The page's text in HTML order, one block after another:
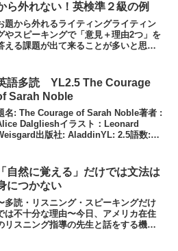
ら外れない！英検準２級の例
題から外れるライティングライティン
やスピーキングで「意見＋理由2つ」を
える課題が出て来ることが多いと思い
です。よくあるズレの例23年第１回目
英検準２級のライテ...
語多読 YL2.5 The Courage
Sarah Noble
名: The Courage of Sarah Noble著者 :
Dalglieshイラスト：Leonard
出版社: AladdinYL: 2.5語数:
「自然に覚える」だけでは文法は
につかない
多読・リスニング・スピーキングだけ
は不十分な理由〜今日、アメリカ在住
リスニング指導の先生と話をする機会